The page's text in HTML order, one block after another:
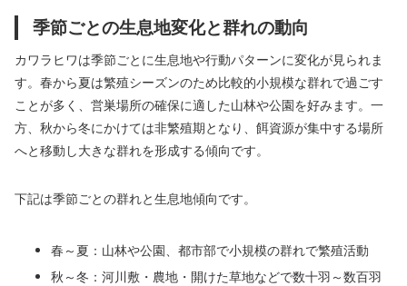
季節ごとの生息地変化と群れの動向
カワラヒワは季節ごとに生息地や行動パターンに変化が見られま
す。春から夏は繁殖シーズンのため比較的小規模な群れで過ごす
ことが多く、営巣場所の確保に適した山林や公園を好みます。一
方、秋から冬にかけては非繁殖期となり、餌資源が集中する場所
へと移動し大きな群れを形成する傾向です。
下記は季節ごとの群れと生息地傾向です。
春～夏：山林や公園、都市部で小規模の群れで繁殖活動
秋～冬：河川敷・農地・開けた草地などで数十羽～数百羽